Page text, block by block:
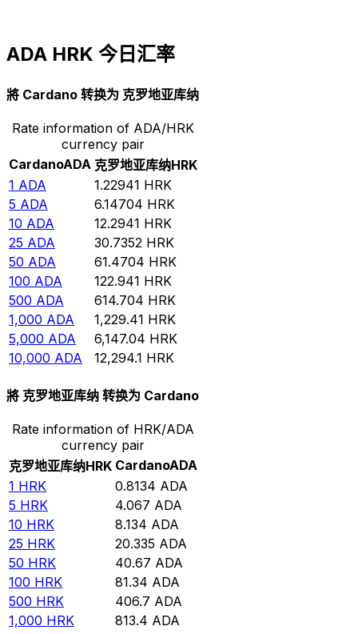
ADA HRK 今日汇率
將 Cardano 转换为 克罗地亚库纳
Rate information of ADA/HRK
currency pair
CardanoADA 克罗地亚库纳HRK
1 ADA 1.22941 HRK
5 ADA 6.14704 HRK
10 ADA 12.2941 HRK
25 ADA 30.7352 HRK
50 ADA 61.4704 HRK
100 ADA 122.941 HRK
500 ADA 614.704 HRK
1,000 ADA 1,229.41 HRK
5,000 ADA 6,147.04 HRK
10,000 ADA 12,294.1 HRK
將 克罗地亚库纳 转换为 Cardano
Rate information of HRK/ADA
currency pair
克罗地亚库纳HRK CardanoADA
1 HRK 0.8134 ADA
5 HRK 4.067 ADA
10 HRK 8.134 ADA
25 HRK 20.335 ADA
50 HRK 40.67 ADA
100 HRK 81.34 ADA
500 HRK 406.7 ADA
1,000 HRK 813.4 ADA